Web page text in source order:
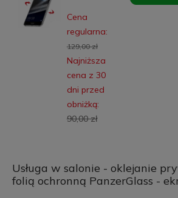
Cena
regularna:
129,00 zł
Najniższa
cena z 30
dni przed
obniżką:
90,00 zł
Usługa w salonie - oklejanie
folią ochronną PanzerGlass -